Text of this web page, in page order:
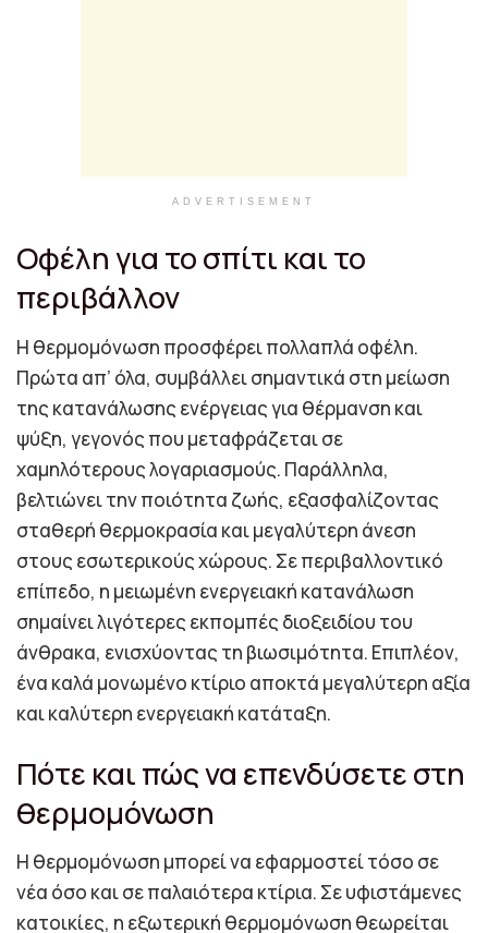
ADVERTISEMENT
Οφέλη για το σπίτι και το
περιβάλλον
Η θερμομόνωση προσφέρει πολλαπλά οφέλη.
Πρώτα απ’ όλα, συμβάλλει σημαντικά στη μείωση
της κατανάλωσης ενέργειας για θέρμανση και
ψύξη, γεγονός που μεταφράζεται σε
χαμηλότερους λογαριασμούς. Παράλληλα,
βελτιώνει την ποιότητα ζωής, εξασφαλίζοντας
σταθερή θερμοκρασία και μεγαλύτερη άνεση
στους εσωτερικούς χώρους. Σε περιβαλλοντικό
επίπεδο, η μειωμένη ενεργειακή κατανάλωση
σημαίνει λιγότερες εκπομπές διοξειδίου του
άνθρακα, ενισχύοντας τη βιωσιμότητα. Επιπλέον,
ένα καλά μονωμένο κτίριο αποκτά μεγαλύτερη αξία
και καλύτερη ενεργειακή κατάταξη.
Πότε και πώς να επενδύσετε στη
θερμομόνωση
Η θερμομόνωση μπορεί να εφαρμοστεί τόσο σε
νέα όσο και σε παλαιότερα κτίρια. Σε υφιστάμενες
κατοικίες, η εξωτερική θερμομόνωση θεωρείται